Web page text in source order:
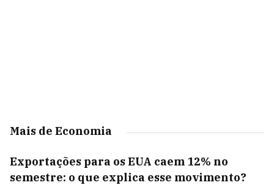
Mais de Economia
Exportações para os EUA caem 12% no
semestre: o que explica esse movimento?